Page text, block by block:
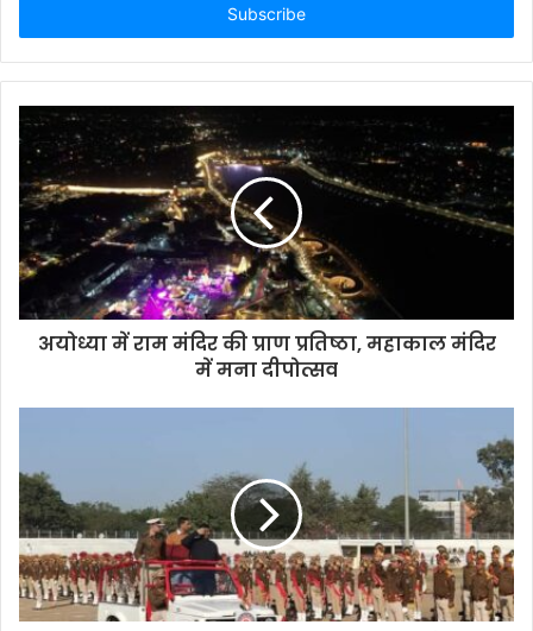
अयोध्या में राम मंदिर की प्राण प्रतिष्ठा, महाकाल मंदिर
में मना दीपोत्सव